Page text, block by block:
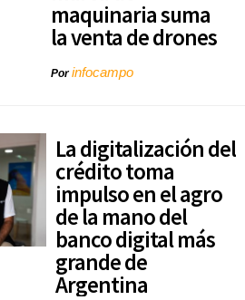
maquinaria suma
la venta de drones
Porinfocampo
La digitalización del
crédito toma
impulso en el agro
de la mano del
banco digital más
grande de
Argentina